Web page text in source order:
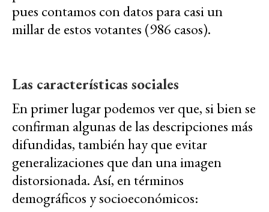
pues contamos con datos para casi un
millar de estos votantes (986 casos).
Las características sociales
En primer lugar podemos ver que, si bien se
confirman algunas de las descripciones más
difundidas, también hay que evitar
generalizaciones que dan una imagen
distorsionada. Así, en términos
demográficos y socioeconómicos: